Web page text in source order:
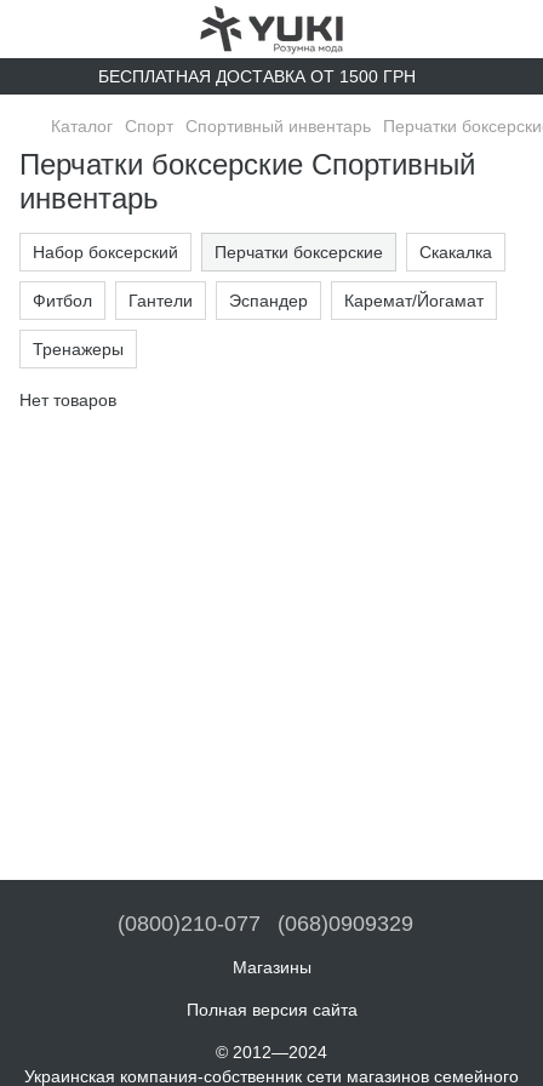
БЕСПЛАТНАЯ ДОСТАВКА ОТ 1500 ГРН
Каталог Спорт Спортивный инвентарь Перчатки
Перчатки боксерские Спортивный
инвентарь
Набор боксерский Перчатки боксерские Скакалка
Фитбол Гантели Эспандер Каремат/Йогамат
Тренажеры
Нет товаров
(0800)210-077 (068)0909329
Магазины
Полная версия сайта
© 2012—2024
Украинская компания-собственник сети магазинов семейного